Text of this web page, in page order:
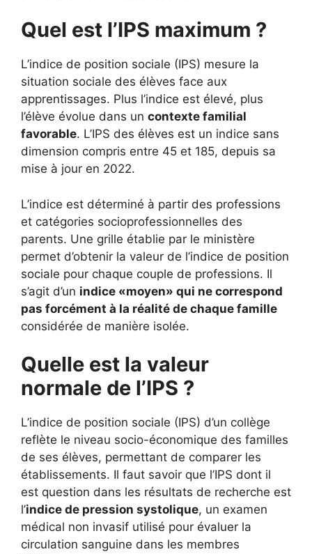
Quel est l’IPS maximum ?
L’indice de position sociale (IPS) mesure la
situation sociale des élèves face aux
apprentissages. Plus l’indice est élevé, plus
l’élève évolue dans un contexte familial
favorable. L’IPS des élèves est un indice sans
dimension compris entre 45 et 185, depuis sa
mise à jour en 2022.
L’indice est déterminé à partir des professions
et catégories socioprofessionnelles des
parents. Une grille établie par le ministère
permet d’obtenir la valeur de l’indice de position
sociale pour chaque couple de professions. Il
s’agit d’un indice «moyen» qui ne correspond
pas forcément à la réalité de chaque famille
considérée de manière isolée.
Quelle est la valeur
normale de l’IPS ?
L’indice de position sociale (IPS) d’un collège
reflète le niveau socio-économique des familles
de ses élèves, permettant de comparer les
établissements. Il faut savoir que l’IPS dont il
est question dans les résultats de recherche est
l’indice de pression systolique, un examen
médical non invasif utilisé pour évaluer la
circulation sanguine dans les membres